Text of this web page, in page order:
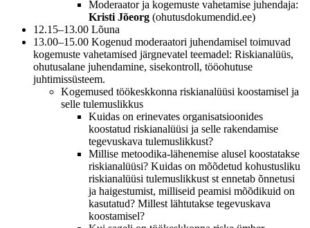
Moderaator ja kogemuste vahetamise juhendaja:
Kristi Jõeorg (ohutusdokumendid.ee)
12.15–13.00 Lõuna
13.00–15.00 Kogenud moderaatori juhendamisel toimuvad
kogemuste vahetamised järgnevatel teemadel: Riskianalüüs,
ohutusalane juhendamine, sisekontroll, tööohutuse
juhtimissüsteem.
Kogemused töökeskkonna riskianalüüsi koostamisel ja
selle tulemuslikkus
Kuidas on erinevates organisatsioonides
koostatud riskianalüüsi ja selle rakendamise
tegevuskava tulemuslikkust?
Millise metoodika-lähenemise alusel koostatakse
riskianalüüsi? Kuidas on mõõdetud kohustusliku
riskianalüüsi tulemuslikkust st ennetab õnnetusi
ja haigestumist, milliseid peamisi mõõdikuid on
kasutatud? Millest lähtutakse tegevuskava
koostamisel?